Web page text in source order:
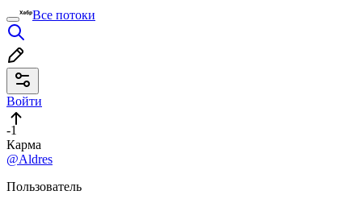
Все потоки
Войти
-1
Карма
@Aldres
Пользователь